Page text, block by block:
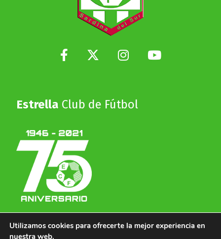
Estrella Club de Fútbol
Utilizamos cookies para ofrecerte la mejor experiencia en
nuestra web.